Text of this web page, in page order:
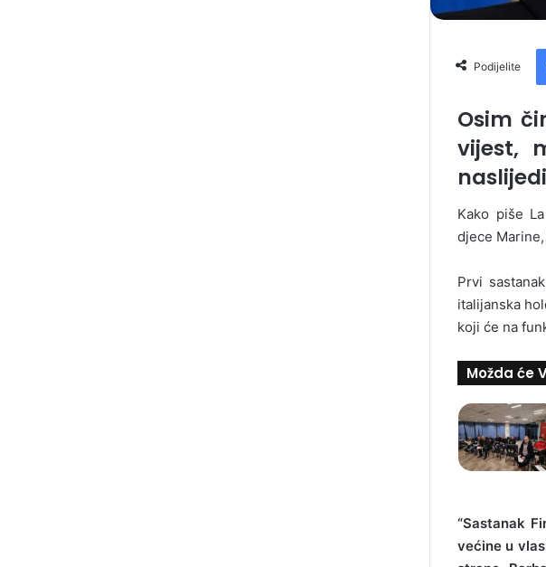
Podijelite
Osim
vijest,
Kako piše
djece
Prvi
italijanska
koji će na
Možda će
“Sastanak
većine u